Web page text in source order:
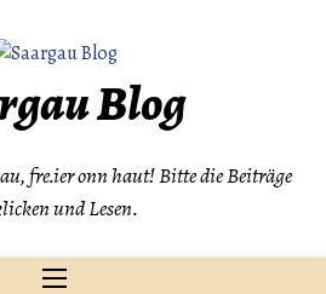
Blog
fre.ier onn haut! Bitte die Beiträge
und Lesen.